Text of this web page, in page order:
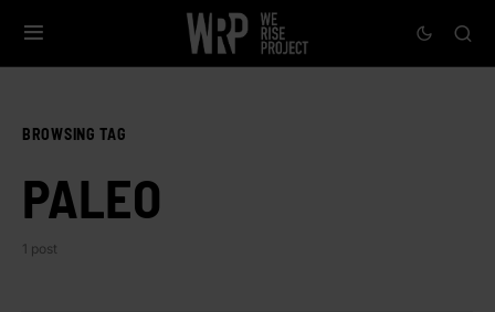
BROWSING TAG
PALEO
1 post